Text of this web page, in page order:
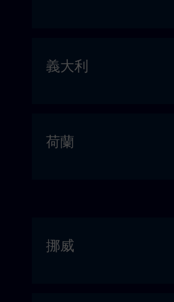
義大利
荷蘭
挪威